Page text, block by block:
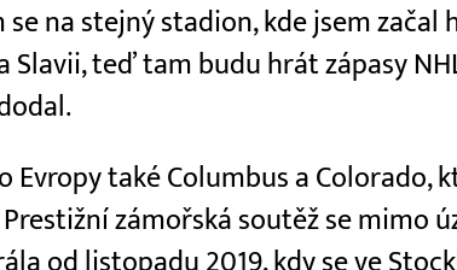
na stejný stadion, kde jsem začal
Slavii, teď tam budu hrát zápasy
Evropy také Columbus a Colorado,
zámořská soutěž se mimo
od listopadu 2019, kdy se ve